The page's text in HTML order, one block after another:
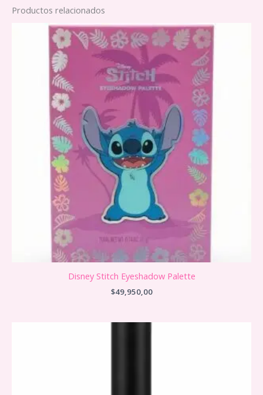
Productos relacionados
Disney Stitch Eyeshadow Palette
$49,950,00